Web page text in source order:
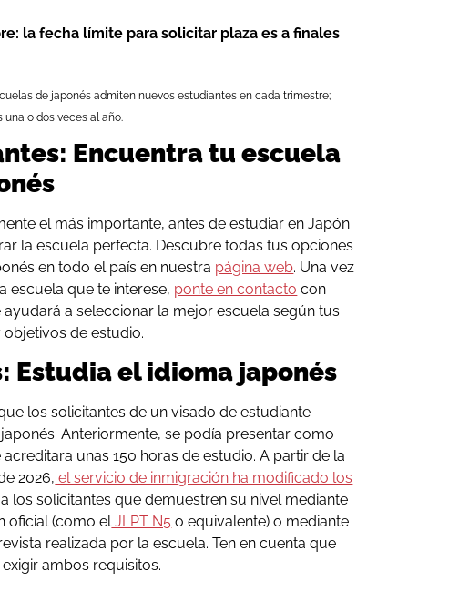
la fecha límite para solicitar plaza es a finales
de japonés admiten nuevos estudiantes en cada trimestre;
o dos veces al año.
Encuentra tu escuela
el más importante, antes de estudiar en Japón
la escuela perfecta. Descubre todas tus opciones
en todo el país en nuestra página web. Una vez
escuela que te interese, ponte en contacto con
ayudará a seleccionar la mejor escuela según tus
de estudio.
Estudia el idioma japonés
los solicitantes de un visado de estudiante
Anteriormente, se podía presentar como
unas 150 horas de estudio. A partir de la
2026, el servicio de inmigración ha modificado los
los solicitantes que demuestren su nivel mediante
oficial (como elJLPT N5 o equivalente) o mediante
realizada por la escuela. Ten en cuenta que
ambos requisitos.